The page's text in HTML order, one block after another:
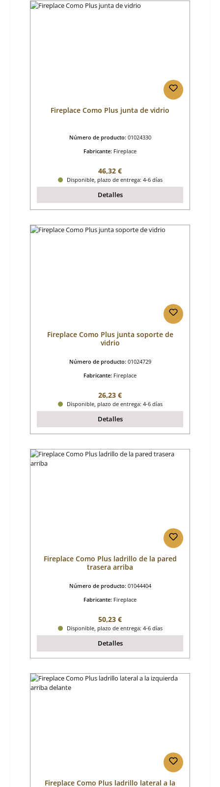
Fireplace Como Plus junta de vidrio
Número de producto: 01024330
Fabricante: Fireplace
Precio normal:
46,32 €
Disponible, plazo de entrega: 4-6 días
Detalles
Fireplace Como Plus junta soporte de
vidrio
Número de producto: 01024729
Fabricante: Fireplace
Precio normal:
26,23 €
Disponible, plazo de entrega: 4-6 días
Detalles
Fireplace Como Plus ladrillo de la pared
trasera arriba
Número de producto: 01044404
Fabricante: Fireplace
Precio normal:
50,23 €
Disponible, plazo de entrega: 4-6 días
Detalles
Fireplace Como Plus ladrillo lateral a la